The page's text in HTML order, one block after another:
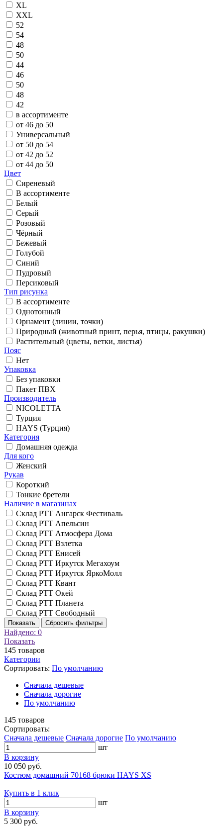
XL
XXL
52
54
48
50
44
46
50
48
42
в ассортименте
от 46 до 50
Универсальный
от 50 до 54
от 42 до 52
от 44 до 50
Цвет
Сиреневый
В ассортименте
Белый
Серый
Розовый
Чёрный
Бежевый
Голубой
Синий
Пудровый
Персиковый
Тип рисунка
В ассортименте
Однотонный
Орнамент (линии, точки)
Природный (животный принт, перья, птицы, ракушки)
Растительный (цветы, ветки, листья)
Пояс
Нет
Упаковка
Без упаковки
Пакет ПВХ
Производитель
NICOLETTA
Турция
HAYS (Турция)
Категория
Домашняя одежда
Для кого
Женский
Рукав
Короткий
Тонкие бретели
Наличие в магазинах
Склад РТТ Ангарск Фестиваль
Склад РТТ Апельсин
Склад РТТ Атмосфера Дома
Склад РТТ Взлетка
Склад РТТ Енисей
Склад РТТ Иркутск Мегахоум
Склад РТТ Иркутск ЯркоМолл
Склад РТТ Квант
Склад РТТ Окей
Склад РТТ Планета
Склад РТТ Свободный
Показать Сбросить фильтры
Найдено: 0
Показать
145 товаров
Категории
Сортировать: По умолчанию
Cначала дешевые
Cначала дорогие
По умолчанию
145 товаров
Сортировать:
Cначала дешевые Cначала дорогие По умолчанию
шт
В корзину
10 050 руб.
Костюм домашний 70168 брюки HAYS XS
Купить в 1 клик
шт
В корзину
5 300 руб.